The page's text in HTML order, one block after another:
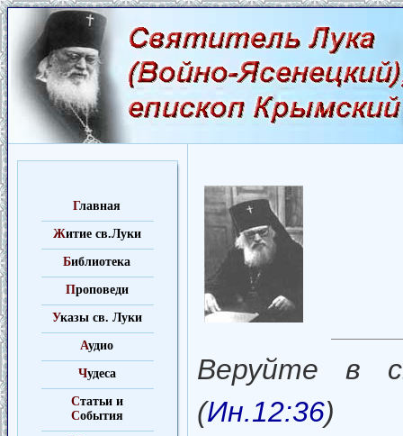
Главная
Житие св.Луки
Библиотека
Проповеди
Указы св. Луки
Аудио
Чудеса
Cтатьи и
События
Веруйте в
(Ин.12:36)